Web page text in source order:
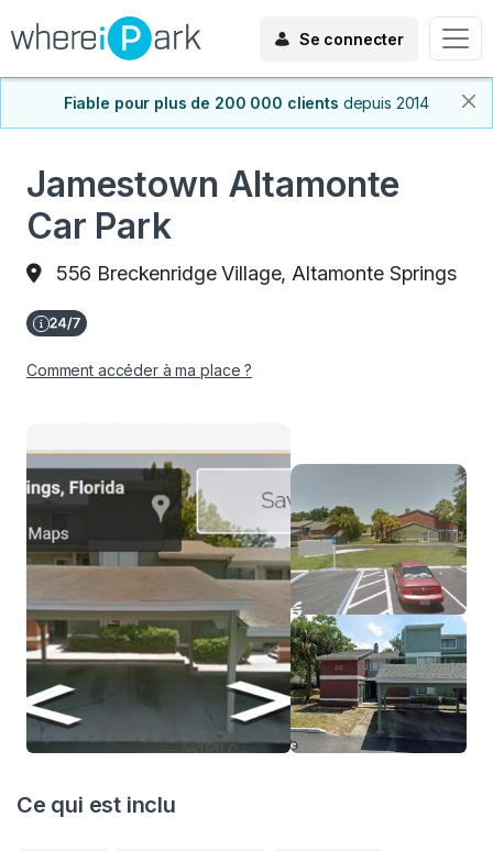
Se connecter
Fiable pour plus de 200 000 clients depuis 2014
Jamestown Altamonte
Car Park
556 Breckenridge Village, Altamonte Springs
Comment accéder à ma place ?
Ce qui est inclu